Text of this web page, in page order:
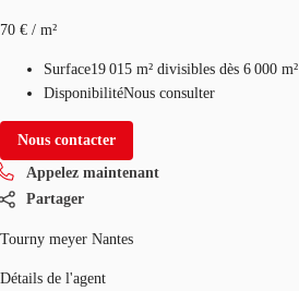
70 € / m²
Surface19 015 m² divisibles dès 6 000 m²
DisponibilitéNous consulter
Nous contacter
Appelez maintenant
Partager
Tourny meyer Nantes
Détails de l'agent